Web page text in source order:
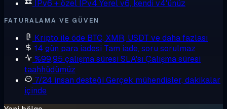
IPv6 + özel IPv4 Yerel v6, kendi v4'ünüz
FATURALAMA VE GÜVEN
Kripto ile öde BTC, XMR, USDT ve daha fazlası
14 gün para iadesi Tam iade, soru sorulmaz
%99,95 çalışma süresi SLA'sı Çalışma süresi
taahhüdümüz
7/24 insan desteği Gerçek mühendisler, dakikalar
içinde